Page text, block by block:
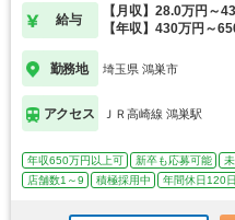
給与
【月収】28.0万円～
【年収】430万円～
勤務地 埼玉県 鴻巣市
アクセス ＪＲ高崎線 鴻巣駅
年収650万円以上可 新卒も応募可能
店舗数1～9
積極採用中 年間休日120